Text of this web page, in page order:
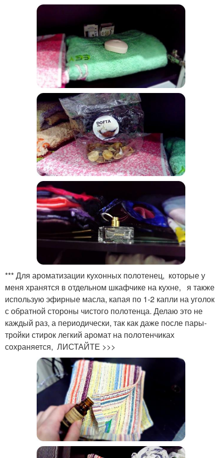
*** Для ароматизации кухонных полотенец, которые у
меня хранятся в отдельном шкафчике на кухне, я также
использую эфирные масла, капая по 1-2 капли на уголок
с обратной стороны чистого полотенца. Делаю это не
каждый раз, а периодически, так как даже после пары-
тройки стирок легкий аромат на полотенчиках
сохраняется, ЛИСТАЙТЕ >>>